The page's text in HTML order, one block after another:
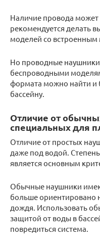
Наличие провода может
рекомендуется делать
моделей со
Но проводные
беспроводными
формата можно найти и
бассейну.
Отличие от
специальных для
Отличие от простых
даже под водой.
является основным
Обычные наушники
больше ориентировано
дождя. Использовать
защитой от воды в
повредиться система.